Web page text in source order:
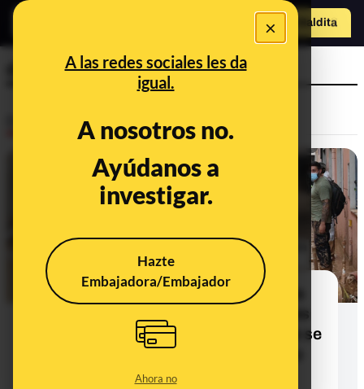
×
A las redes sociales les da
igual.
A nosotros no.
Ayúdanos a
investigar.
Hazte
Embajadora/Embajador
Ahora no
Hazte Maldito
donaciones
CONTEXTO
Qué sabemos sobre los 30 millones
para la DANA: Hacienda afirma que se
han destinado a los afectados, pero
no hay documentación oficial